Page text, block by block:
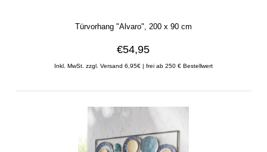
Türvorhang "Alvaro", 200 x 90 cm
€54,95
Inkl. MwSt. zzgl. Versand 6,95€ | frei ab 250 € Bestellwert